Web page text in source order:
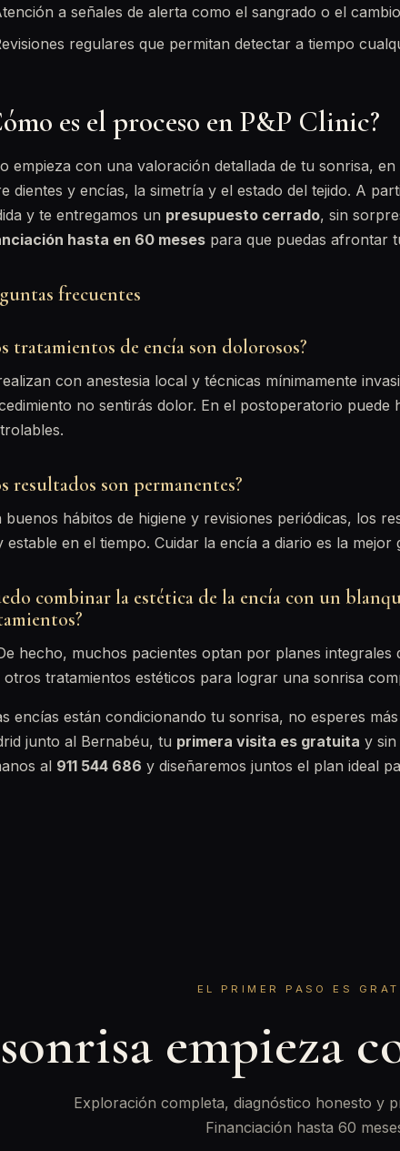
a señales de alerta como el sangrado o el
regulares que permitan detectar a tiempo
es el proceso en P&P Clinic?
empieza con una valoración detallada de tu sonrisa,
dientes y encías, la simetría y el estado del tejido. A
y te entregamos un presupuesto cerrado, sin
hasta en 60 meses para que puedas afrontar
frecuentes
tratamientos de encía son dolorosos?
con anestesia local y técnicas mínimamente
no sentirás dolor. En el postoperatorio puede
resultados son permanentes?
buenos hábitos de higiene y revisiones periódicas, los
estable en el tiempo. Cuidar la encía a diario es la mejor
combinar la estética de la encía con un
hecho, muchos pacientes optan por planes integrales
tratamientos estéticos para lograr una sonrisa
encías están condicionando tu sonrisa, no esperes
junto al Bernabéu, tu primera visita es gratuita y
al 911 544 686 y diseñaremos juntos el plan ideal
EL PRIMER PASO ES
empieza
Exploración completa, diagnóstico honesto y
Financiación hasta 60